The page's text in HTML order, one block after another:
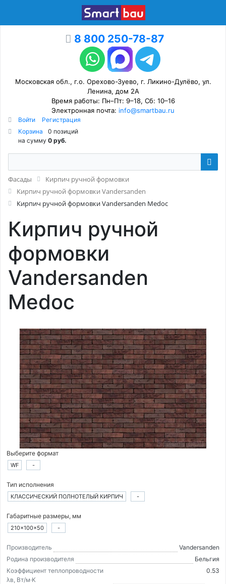
8 800 250-78-87
Московская обл., г.о. Орехово-Зуево, г. Ликино-Дулёво, ул.
Ленина, дом 2А
Время работы: Пн–Пт: 9–18, Сб: 10–16
Электронная почта: info@smartbau.ru
Войти
Регистрация
Корзина
0 позиций
на сумму 0 руб.
Фасады
Кирпич ручной формовки
Кирпич ручной формовки Vandersanden
Кирпич ручной формовки Vandersanden Medoc
Кирпич ручной
формовки
Vandersanden
Medoc
Выберите формат
WF -
Тип исполнения
КЛАССИЧЕСКИЙ ПОЛНОТЕЛЫЙ КИРПИЧ -
Габаритные размеры, мм
210×100×50 -
Производитель
Vandersanden
Родина производителя
Бельгия
Коэффициент теплопроводности
λв, Вт/м·K
0.53